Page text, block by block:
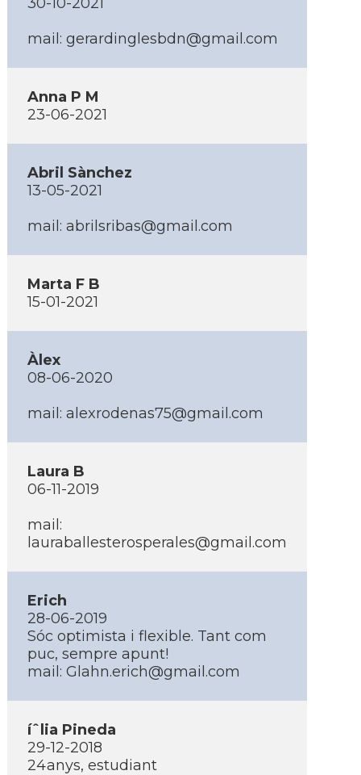
mail: gerardinglesbdn@gmail.com
Anna P M
23-06-2021
Abril Sànchez
13-05-2021
mail: abrilsribas@gmail.com
Marta F B
15-01-2021
Àlex
08-06-2020
mail: alexrodenas75@gmail.com
Laura B
06-11-2019
mail:
lauraballesterosperales@gmail.com
Erich
28-06-2019
Sóc optimista i flexible. Tant com
puc, sempre apunt!
mail: Glahn.erich@gmail.com
íˆlia Pineda
29-12-2018
24anys, estudiant